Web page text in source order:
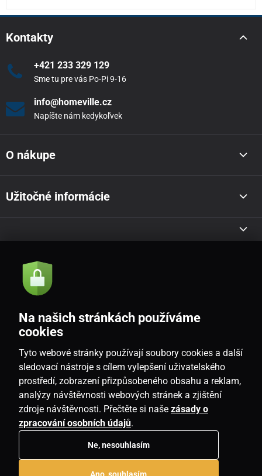
Kontakty
+421 233 329 129
Sme tu pre vás Po-Pi 9-16
info@homeville.cz
Napíšte nám kedykoľvek
O nákupe
Užitočné informácie
Akcie a novinky e-mailom
Souhlasím sezásadami zpracování osobních údajů
SK
www.housemania.sk
Na našich stránkách používáme
cookies
Tyto webové stránky používají soubory cookies a další
sledovací nástroje s cílem vylepšení uživatelského
prostředí, zobrazení přizpůsobeného obsahu a reklam,
analýzy návštěvnosti webových stránek a zjištění
zdroje návštěvnosti. Přečtěte si naše zásady o
zpracování osobních údajů.
Ne, nesouhlasím